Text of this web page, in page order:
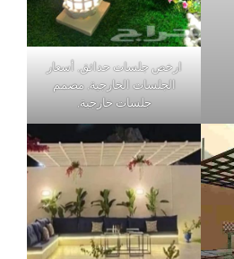
ارخص جلسات حدائق, أسعار
الجلسات الخارجية, مصمم
جلسات خارجية,